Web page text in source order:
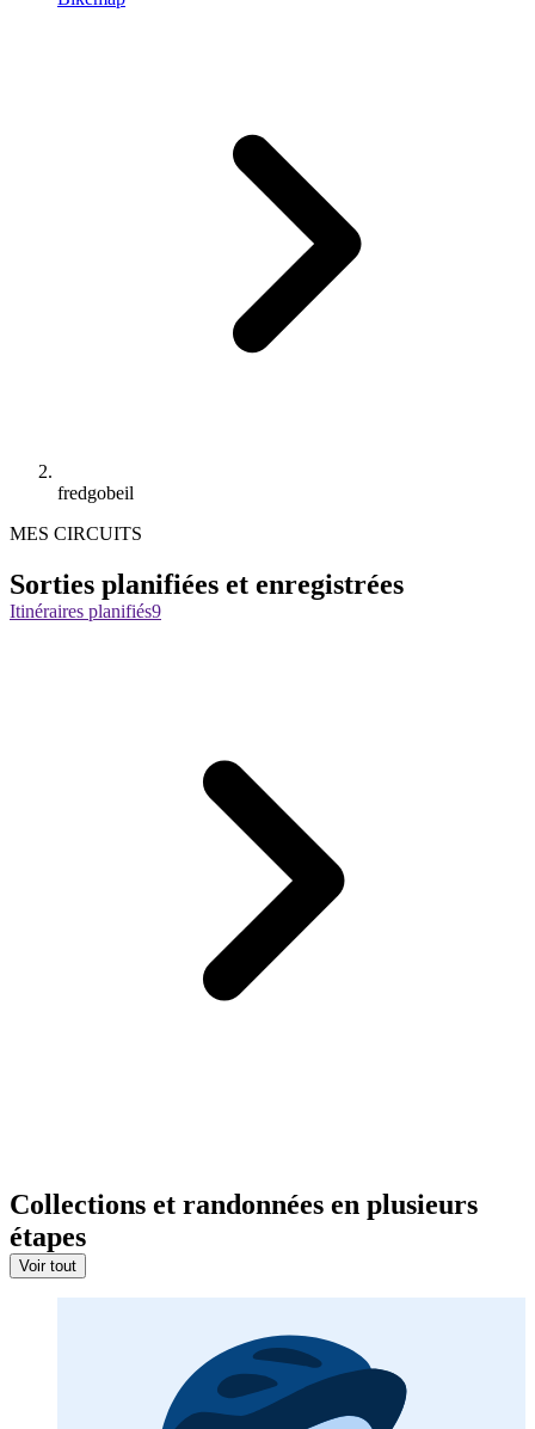
fredgobeil
MES CIRCUITS
Sorties planifiées et enregistrées
Itinéraires planifiés9
Collections et randonnées en plusieurs
étapes
Voir tout